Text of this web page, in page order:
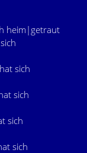
heim|getraut
sich
sich
sich
sich